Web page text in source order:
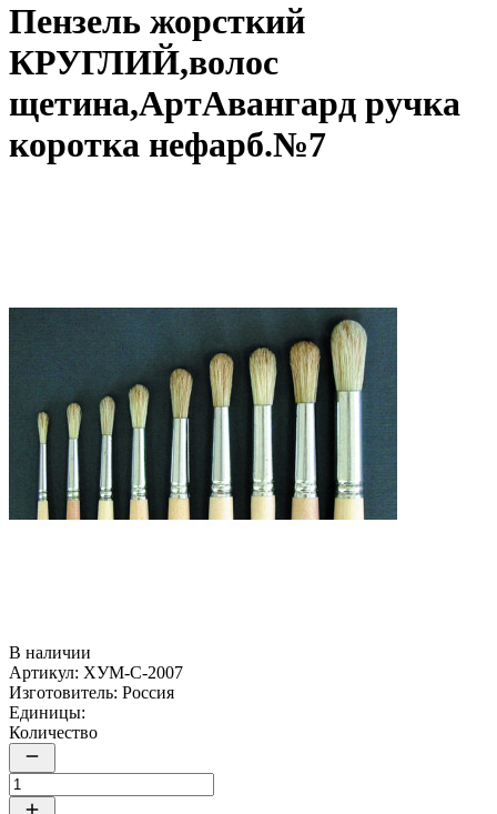
Пензель жорсткий
КРУГЛИЙ,волос
щетина,АртАвангард ручка
коротка нефарб.№7
В наличии
Артикул: ХУМ-C-2007
Изготовитель: Россия
Единицы:
Количество